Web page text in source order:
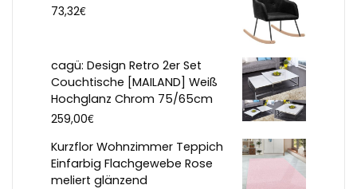
73,32€
cagü: Design Retro 2er Set
Couchtische [MAILAND] Weiß
Hochglanz Chrom 75/65cm
259,00€
Kurzflor Wohnzimmer Teppich
Einfarbig Flachgewebe Rose
meliert glänzend